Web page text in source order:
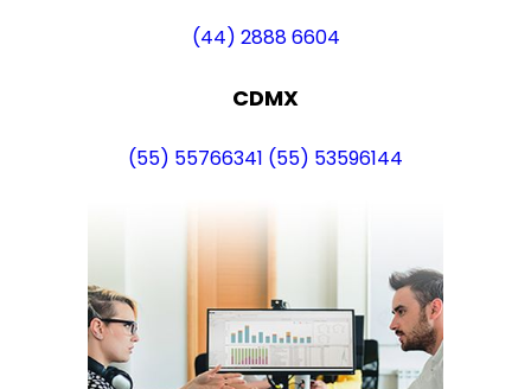
(44) 2888 6604
CDMX
(55) 55766341 (55) 53596144